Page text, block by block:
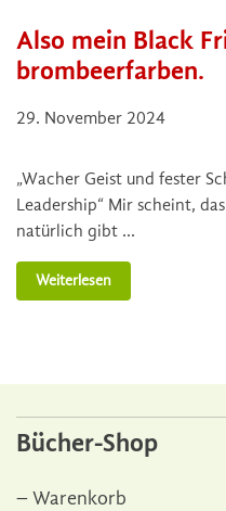
Also mein Black
brombeerfarben.
29. November 2024
„Wacher Geist und fester
Leadership“ Mir scheint,
natürlich gibt …
Weiterlesen
Bücher-Shop
Warenkorb